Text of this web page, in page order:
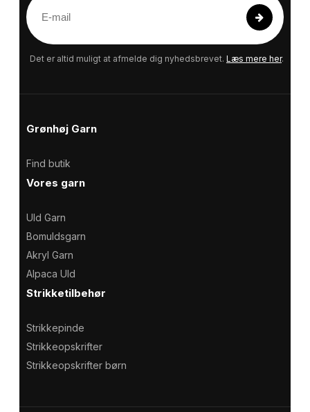
E
m
a
Det er altid muligt at afmelde dig nyhedsbrevet. Læs mere her.
Grønhøj Garn
Find butik
Vores garn
Uld Garn
Bomuldsgarn
Akryl Garn
Alpaca Uld
Strikketilbehør
Strikkepinde
Strikkeopskrifter
Strikkeopskrifter børn